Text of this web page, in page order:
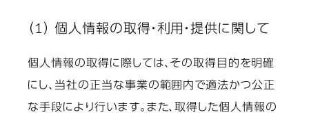
（1） 個人情報の取得・利用・提供に関して
個人情報の取得に際しては、その取得目的を明確
にし、当社の正当な事業の範囲内で適法かつ公正
な手段により行います。また、取得した個人情報の